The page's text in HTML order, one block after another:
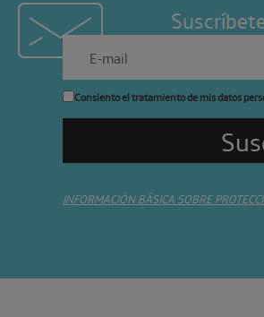
Consiento el tratamiento de mis datos
INFORMACIÓN BÁSICA SOBRE